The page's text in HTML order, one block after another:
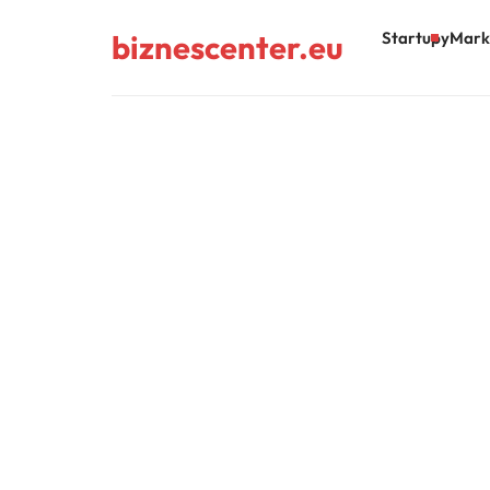
biznescenter.eu Startupy